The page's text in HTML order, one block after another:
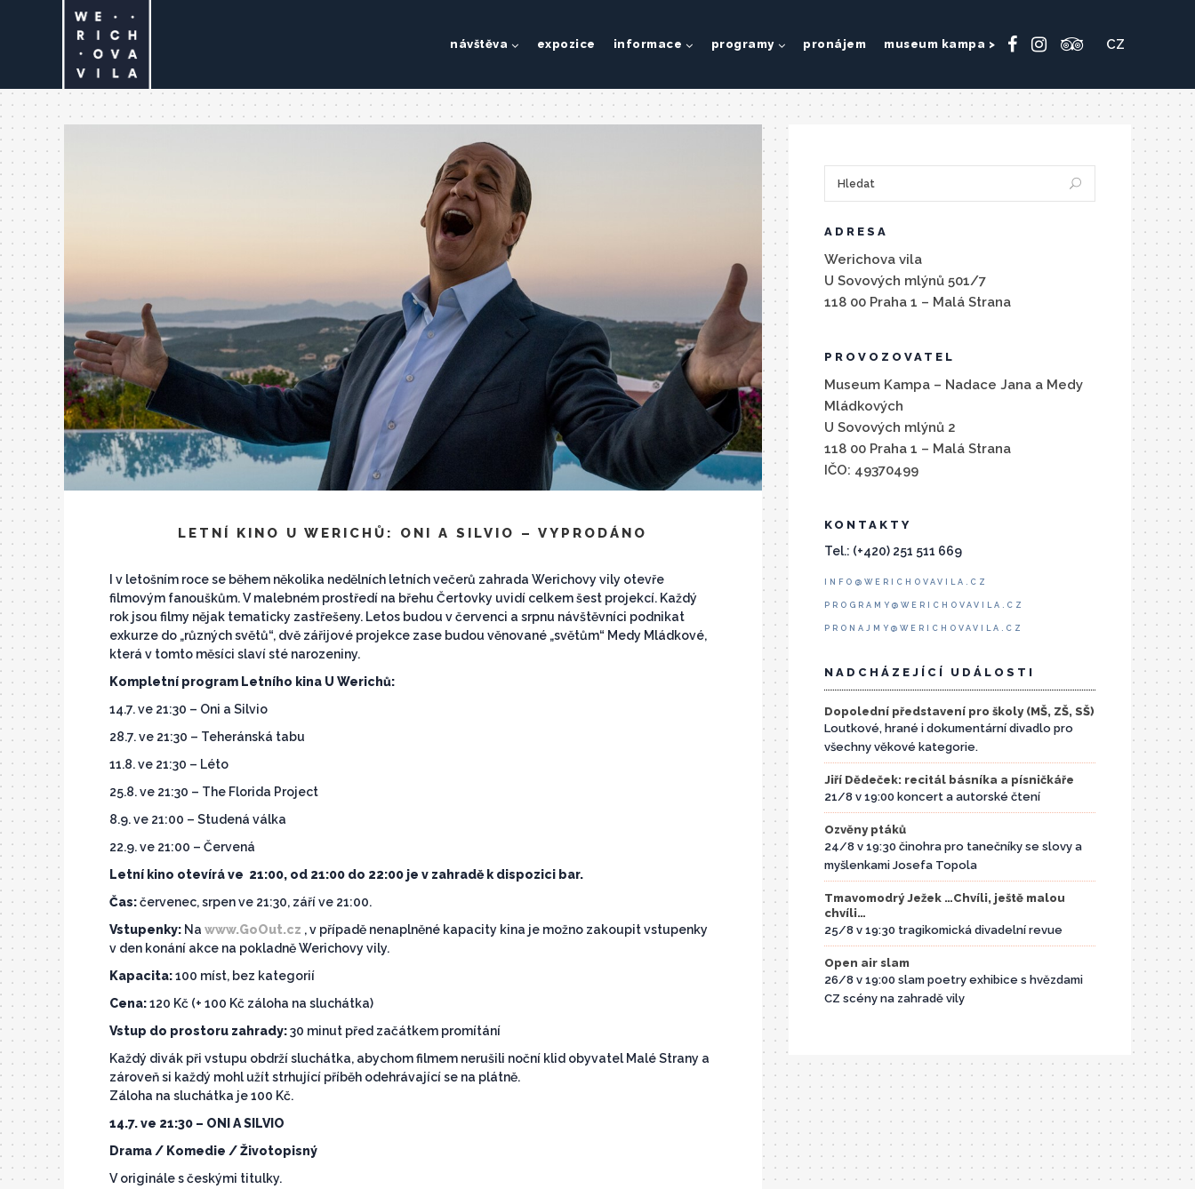
návštěva expozice informace programy pronájem museum kampa > CZ
LETNÍ KINO U WERICHŮ: ONI A SILVIO – VYPRODÁNO
I v letošním roce se během několika nedělních letních večerů zahrada Werichovy vily otevře
filmovým fanouškům. V malebném prostředí na břehu Čertovky uvidí celkem šest projekcí. Každý
rok jsou filmy nějak tematicky zastřešeny. Letos budou v červenci a srpnu návštěvníci podnikat
exkurze do „různých světů“, dvě zářijové projekce zase budou věnované „světům“ Medy Mládkové,
která v tomto měsíci slaví sté narozeniny.
Kompletní program Letního kina U Werichů:
14.7. ve 21:30 – Oni a Silvio
28.7. ve 21:30 – Teheránská tabu
11.8. ve 21:30 – Léto
25.8. ve 21:30 – The Florida Project
8.9. ve 21:00 – Studená válka
22.9. ve 21:00 – Červená
Letní kino otevírá ve 21:00, od 21:00 do 22:00 je v zahradě k dispozici bar.
Čas:červenec, srpen ve 21:30, září ve 21:00.
Vstupenky: Na www.GoOut.cz , v případě nenaplněné kapacity kina je možno zakoupit vstupenky
v den konání akce na pokladně Werichovy vily.
Kapacita:100 míst, bez kategorií
Cena:120 Kč (+ 100 Kč záloha na sluchátka)
Vstup do prostoru zahrady:30 minut před začátkem promítání
Každý divák při vstupu obdrží sluchátka, abychom filmem nerušili noční klid obyvatel Malé Strany a
zároveň si každý mohl užít strhující příběh odehrávající se na plátně.
Záloha na sluchátka je 100 Kč.
14.7. ve 21:30 – ONI A SILVIO
Drama / Komedie / Životopisný
V originále s českými titulky.
ADRESA
Werichova vila
U Sovových mlýnů 501/7
118 00 Praha 1 – Malá Strana
PROVOZOVATEL
Museum Kampa – Nadace Jana a Medy
Mládkových
U Sovových mlýnů 2
118 00 Praha 1 – Malá Strana
IČO: 49370499
KONTAKTY
Tel.: (+420) 251 511 669
INFO@WERICHOVAVILA.CZ
PROGRAMY@WERICHOVAVILA.CZ
PRONAJMY@WERICHOVAVILA.CZ
NADCHÁZEJÍCÍ UDÁLOSTI
Dopolední představení pro školy (MŠ, ZŠ, SŠ)
Loutkové, hrané i dokumentární divadlo pro
všechny věkové kategorie.
Jiří Dědeček: recitál básníka a písničkáře
21/8 v 19:00 koncert a autorské čtení
Ozvěny ptáků
24/8 v 19:30 činohra pro tanečníky se slovy a
myšlenkami Josefa Topola
Tmavomodrý Ježek …Chvíli, ještě malou
chvíli…
25/8 v 19:30 tragikomická divadelní revue
Open air slam
26/8 v 19:00 slam poetry exhibice s hvězdami
CZ scény na zahradě vily